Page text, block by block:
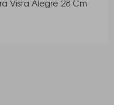
Vista Alegre 28 Cm